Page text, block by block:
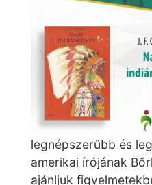
legnépszerűbb és
amerikai írójának
ajánljuk